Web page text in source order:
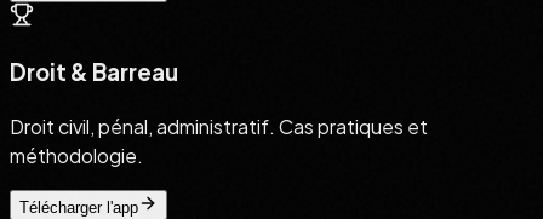
Droit & Barreau
Droit civil, pénal, administratif. Cas pratiques et
méthodologie.
Télécharger l'app